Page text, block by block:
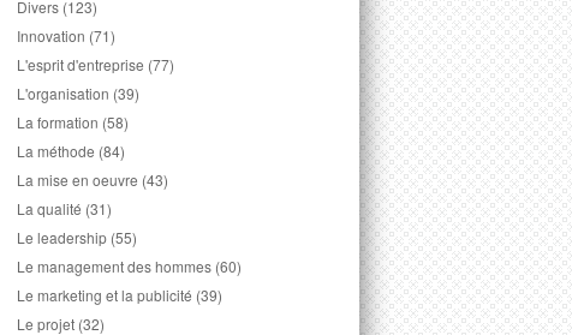
Divers (123)
Innovation (71)
L'esprit d'entreprise (77)
L'organisation (39)
La formation (58)
La méthode (84)
La mise en oeuvre (43)
La qualité (31)
Le leadership (55)
Le management des hommes (60)
Le marketing et la publicité (39)
Le projet (32)